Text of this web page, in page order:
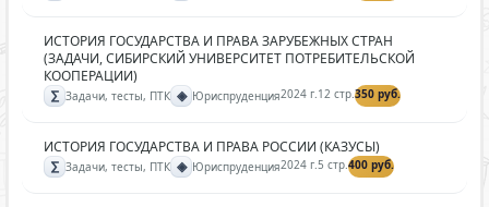
ИСТОРИЯ ГОСУДАРСТВА И ПРАВА ЗАРУБЕЖНЫХ СТРАН
(ЗАДАЧИ, СИБИРСКИЙ УНИВЕРСИТЕТ ПОТРЕБИТЕЛЬСКОЙ
КООПЕРАЦИИ)
∑ Задачи, тесты, ПТК ◈ Юриспруденция2024 г.12 стр.350 руб.
ИСТОРИЯ ГОСУДАРСТВА И ПРАВА РОССИИ (КАЗУСЫ)
∑ Задачи, тесты, ПТК ◈ Юриспруденция2024 г.5 стр.400 руб.